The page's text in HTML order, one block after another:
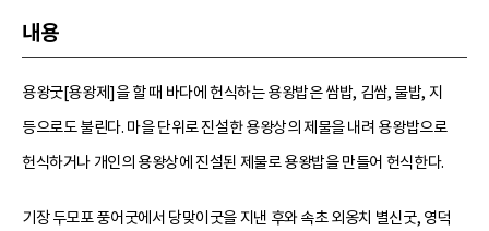
내용
용왕굿[용왕제]을 할 때 바다에 헌식하는 용왕밥은 쌈밥, 김쌈, 물밥, 지
등으로도 불린다. 마을 단위로 진설한 용왕상의 제물을 내려 용왕밥으로
헌식하거나 개인의 용왕상에 진설된 제물로 용왕밥을 만들어 헌식한다.
기장 두모포 풍어굿에서 당맞이굿을 지낸 후와 속초 외옹치 별신굿, 영덕